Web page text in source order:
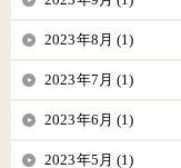
2023年8月 (1)
2023年7月 (1)
2023年6月 (1)
2023年5月 (1)